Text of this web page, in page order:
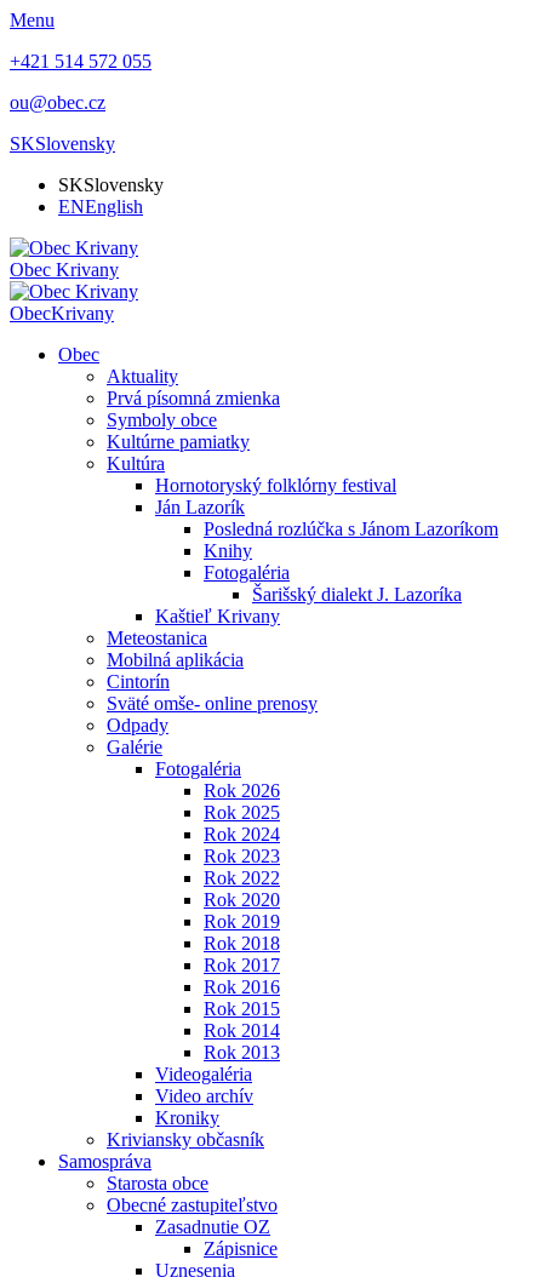
Menu
+421 514 572 055
ou@obec.cz
SKSlovensky
SKSlovensky
ENEnglish
Obec Krivany
ObecKrivany
Obec
Aktuality
Prvá písomná zmienka
Symboly obce
Kultúrne pamiatky
Kultúra
Hornotoryský folklórny festival
Ján Lazorík
Posledná rozlúčka s Jánom Lazoríkom
Knihy
Fotogaléria
Šarišský dialekt J. Lazoríka
Kaštieľ Krivany
Meteostanica
Mobilná aplikácia
Cintorín
Sväté omše- online prenosy
Odpady
Galérie
Fotogaléria
Rok 2026
Rok 2025
Rok 2024
Rok 2023
Rok 2022
Rok 2020
Rok 2019
Rok 2018
Rok 2017
Rok 2016
Rok 2015
Rok 2014
Rok 2013
Videogaléria
Video archív
Kroniky
Kriviansky občasník
Samospráva
Starosta obce
Obecné zastupiteľstvo
Zasadnutie OZ
Zápisnice
Uznesenia